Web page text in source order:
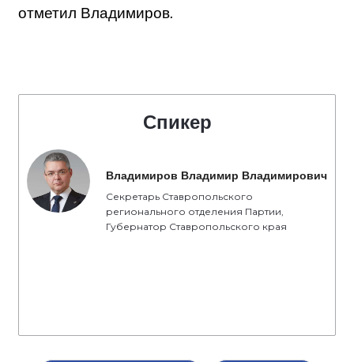
отметил Владимиров.
Спикер
Владимиров Владимир Владимирович
Секретарь Ставропольского
регионального отделения Партии,
Губернатор Ставропольского края